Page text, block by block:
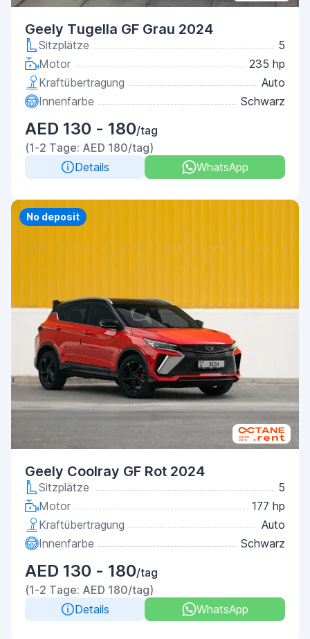
Geely Tugella GF Grau 2024
Sitzplätze
5
Motor
235 hp
Kraftübertragung
Auto
Innenfarbe
Schwarz
AED 130 - 180/tag
(1-2 Tage: AED 180/tag)
Details
WhatsApp
Priority
No deposit
Geely Coolray GF Rot 2024
Sitzplätze
5
Motor
177 hp
Kraftübertragung
Auto
Innenfarbe
Schwarz
AED 130 - 180/tag
(1-2 Tage: AED 180/tag)
Details
WhatsApp